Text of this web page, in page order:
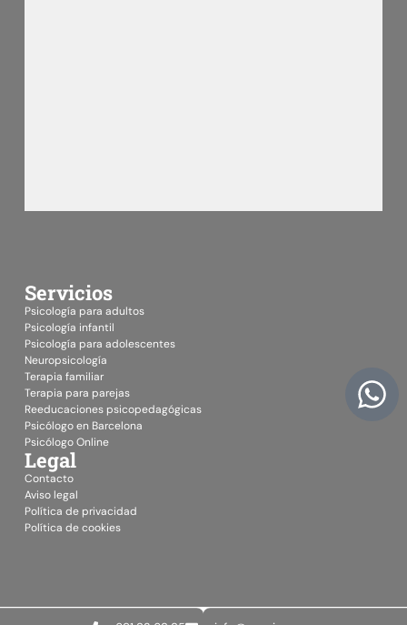
Servicios
Psicología para adultos
Psicología infantil
Psicología para adolescentes
Neuropsicología
Terapia familiar
Terapia para parejas
Reeducaciones psicopedagógicas
Psicólogo en Barcelona
Psicólogo Online
Legal
Contacto
Aviso legal
Política de privacidad
Política de cookies